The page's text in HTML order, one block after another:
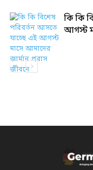
কি কি
আগস্ট